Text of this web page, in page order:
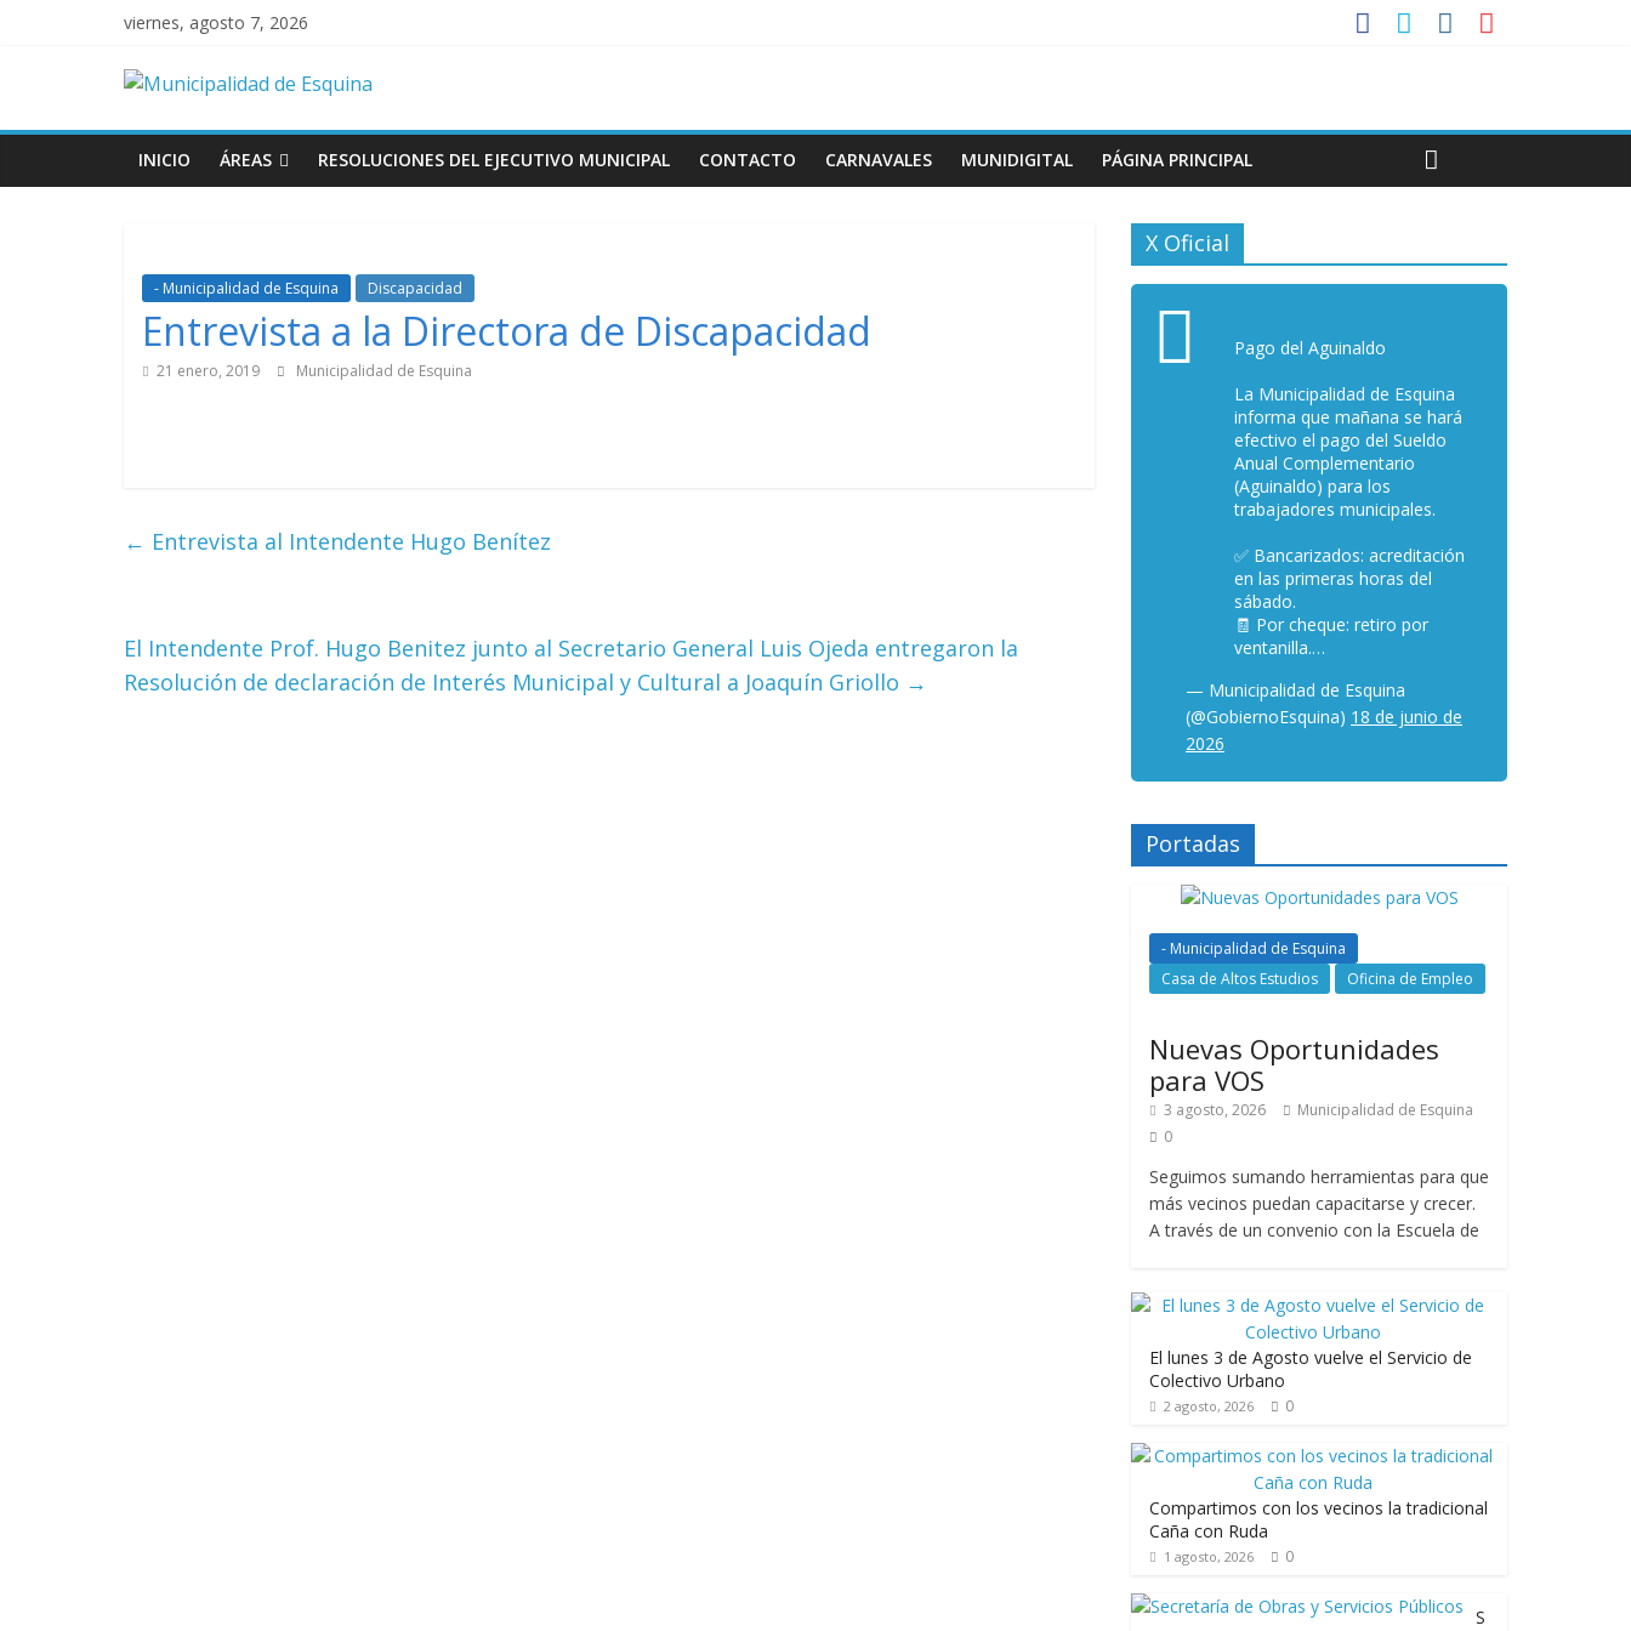
viernes, agosto 7, 2026
INICIO ÁREAS RESOLUCIONES DEL EJECUTIVO MUNICIPAL CONTACTO CARNAVALES MUNIDIGITAL PÁGINA PRINCIPAL
- Municipalidad de Esquina Discapacidad
Entrevista a la Directora de Discapacidad
21 enero, 2019 Municipalidad de Esquina
← Entrevista al Intendente Hugo Benítez
El Intendente Prof. Hugo Benitez junto al Secretario General Luis Ojeda entregaron la
Resolución de declaración de Interés Municipal y Cultural a Joaquín Griollo →
X Oficial
Pago del Aguinaldo
La Municipalidad de Esquina
informa que mañana se hará
efectivo el pago del Sueldo
Anual Complementario
(Aguinaldo) para los
trabajadores municipales.
✅ Bancarizados: acreditación
en las primeras horas del
sábado.
🧾 Por cheque: retiro por
ventanilla.…
— Municipalidad de Esquina
(@GobiernoEsquina) 18 de junio de
2026
Portadas
- Municipalidad de Esquina
Casa de Altos Estudios
Oficina de Empleo
Nuevas Oportunidades
para VOS
3 agosto, 2026
Municipalidad de Esquina
0
Seguimos sumando herramientas para que
más vecinos puedan capacitarse y crecer.
A través de un convenio con la Escuela de
El lunes 3 de Agosto vuelve el Servicio de
Colectivo Urbano
2 agosto, 2026 0
Compartimos con los vecinos la tradicional
Caña con Ruda
1 agosto, 2026 0
S